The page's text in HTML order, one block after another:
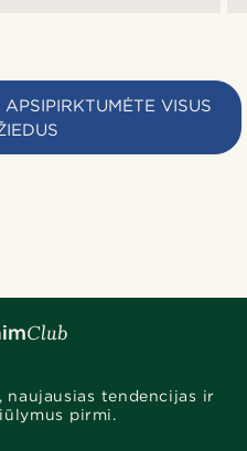
VISUS
naujausias tendencijas ir
pirmi.